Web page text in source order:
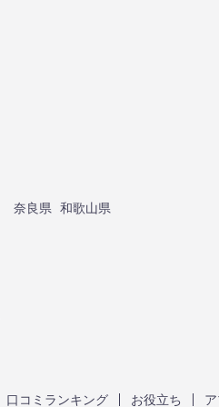
奈良県 和歌山県
口コミランキング お役立ち